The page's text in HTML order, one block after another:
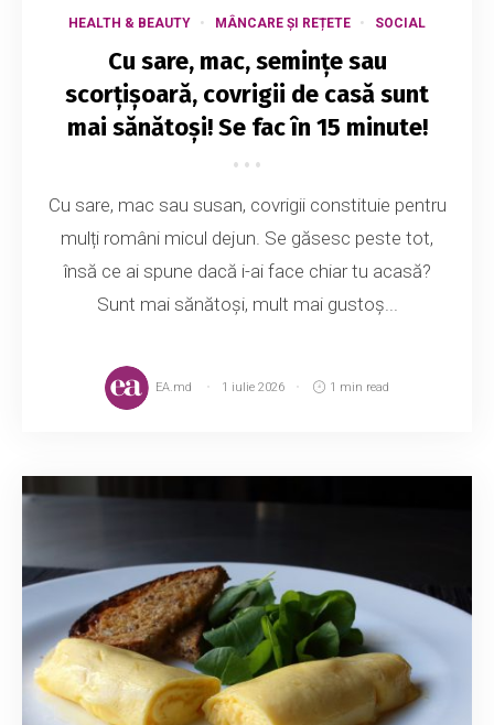
HEALTH & BEAUTY MÂNCARE ȘI REȚETE SOCIAL
Cu sare, mac, semințe sau
scorțișoară, covrigii de casă sunt
mai sănătoși! Se fac în 15 minute!
Cu sare, mac sau susan, covrigii constituie pentru
mulți români micul dejun. Se găsesc peste tot,
însă ce ai spune dacă i-ai face chiar tu acasă?
Sunt mai sănătoși, mult mai gustoș...
EA.md 1 iulie 2026 1 min read